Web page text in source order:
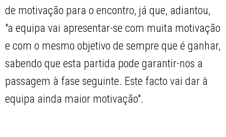
de motivação para o encontro, já que, adiantou,
"a equipa vai apresentar-se com muita motivação
e com o mesmo objetivo de sempre que é ganhar,
sabendo que esta partida pode garantir-nos a
passagem à fase seguinte. Este facto vai dar à
equipa ainda maior motivação".